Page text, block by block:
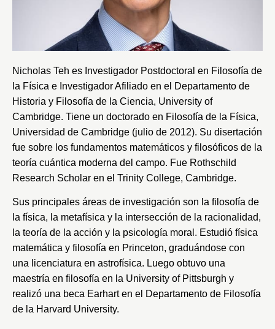
Nicholas Teh es Investigador Postdoctoral en Filosofía de
la Física e Investigador Afiliado en el Departamento de
Historia y Filosofía de la Ciencia, University of
Cambridge. Tiene un doctorado en Filosofía de la Física,
Universidad de Cambridge (julio de 2012). Su disertación
fue sobre los fundamentos matemáticos y filosóficos de la
teoría cuántica moderna del campo. Fue Rothschild
Research Scholar en el Trinity College, Cambridge.
Sus principales áreas de investigación son la filosofía de
la física, la metafísica y la intersección de la racionalidad,
la teoría de la acción y la psicología moral. Estudió física
matemática y filosofía en Princeton, graduándose con
una licenciatura en astrofísica. Luego obtuvo una
maestría en filosofía en la University of Pittsburgh y
realizó una beca Earhart en el Departamento de Filosofía
de la Harvard University.